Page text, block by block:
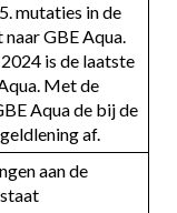
mutaties in de
GBE Aqua.
is de laatste
Met de
Aqua de bij de
af.
aan de